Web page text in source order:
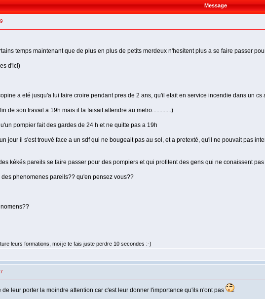
Message
temps maintenant que de plus en plus de petits merdeux n'hesitent plus a se faire passer
d'ici)
a eté jusqu'a lui faire croire pendant pres de 2 ans, qu'il etait en service incendie dans un cs
de son travail a 19h mais il la faisait attendre au metro.............)
pompier fait des gardes de 24 h et ne quitte pas a 19h
jour il s'est trouvé face a un sdf qui ne bougeait pas au sol, et a pretexté, qu'il ne pouvait pas
kékés pareils se faire passer pour des pompiers et qui profitent des gens qui ne conaissent
phenomenes pareils?? qu'en pensez vous??
leurs formations, moi je te fais juste perdre 10 secondes :-)
leur porter la moindre attention car c'est leur donner l'importance qu'ils n'ont pas